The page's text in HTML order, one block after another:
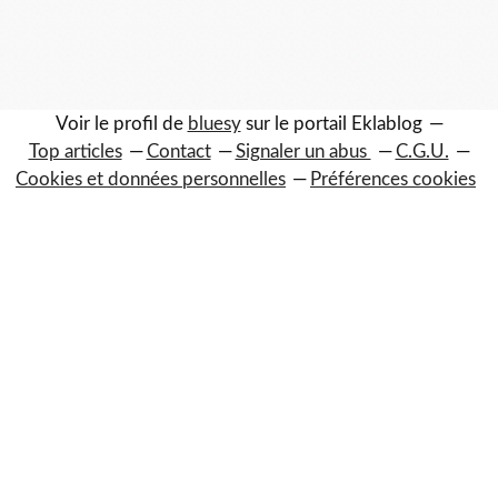
Voir le profil de bluesysur le portail Eklablog
Top articles
Contact Signaler un abus
C.G.U.
Cookies et données personnelles
Préférences cookies